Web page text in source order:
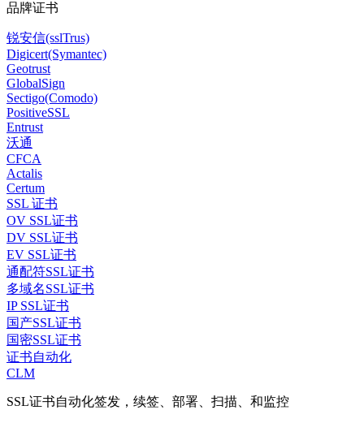
品牌证书
锐安信(sslTrus)
Digicert(Symantec)
Geotrust
GlobalSign
Sectigo(Comodo)
PositiveSSL
Entrust
沃通
CFCA
Actalis
Certum
SSL 证书
OV SSL证书
DV SSL证书
EV SSL证书
通配符SSL证书
多域名SSL证书
IP SSL证书
国产SSL证书
国密SSL证书
证书自动化
CLM
SSL证书自动化签发，续签、部署、扫描、和监控